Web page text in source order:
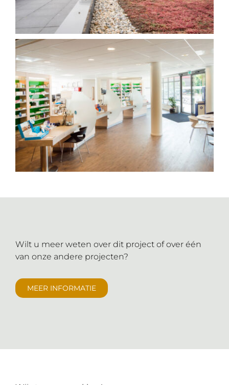
Wilt u meer weten over dit project of over één
van onze andere projecten?
MEER INFORMATIE